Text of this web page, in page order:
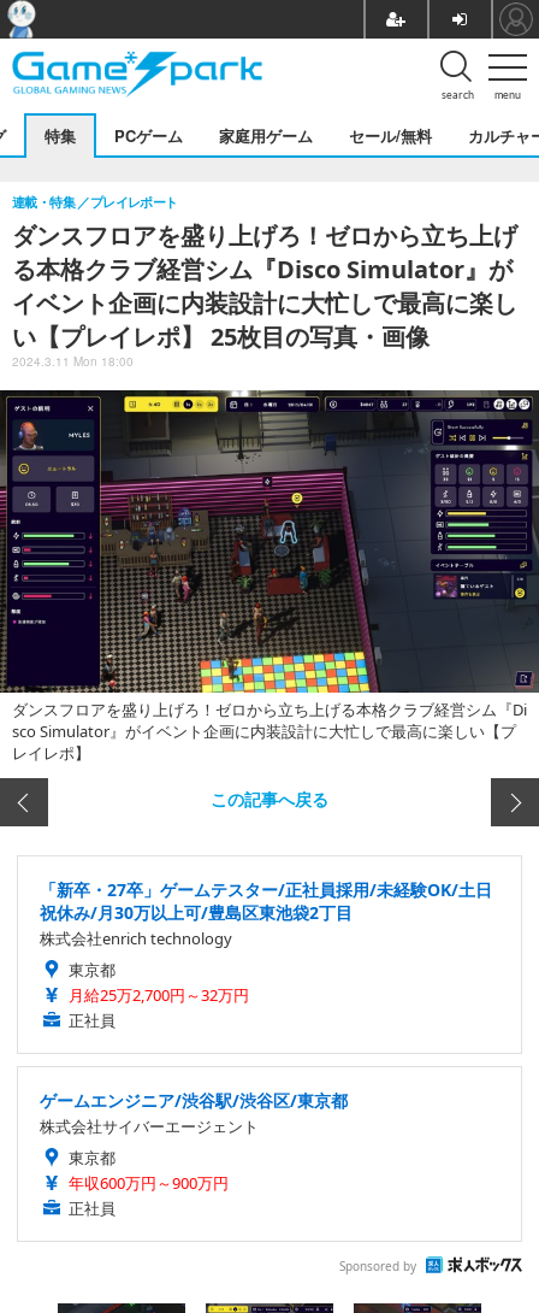
menu
search
特集 PCゲーム 家庭用ゲーム セール/無料 カルチャ
ダンスフロアを盛り上げろ！ゼロから立ち上げ
る本格クラブ経営シム『Disco Simulator』が
イベント企画に内装設計に大忙しで最高に楽し
い【プレイレポ】 25枚目の写真・画像
連載・特集 プレイレポート
2024.3.11 Mon 18:00
ダンスフロアを盛り上げろ！ゼロから立ち上げる本格クラブ経営シム『Di
sco Simulator』がイベント企画に内装設計に大忙しで最高に楽しい【プ
レイレポ】
この記事へ戻る
「新卒・27卒」ゲームテスター/正社員採用/未経験OK/土日
祝休み/月30万以上可/豊島区東池袋2丁目
株式会社enrich technology
東京都
月給25万2,700円～32万円
正社員
ゲームエンジニア/渋谷駅/渋谷区/東京都
株式会社サイバーエージェント
東京都
年収600万円～900万円
正社員
Sponsored by